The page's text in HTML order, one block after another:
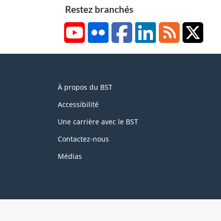
Restez branchés
YouTubeFlickr FacebookLinkedInRSS
this
site
À propos du BST
Accessibilité
Une carrière avec le BST
Contactez-nous
Médias